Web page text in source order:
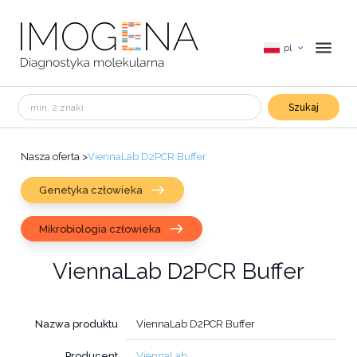
pl
Szukaj
Nasza oferta >ViennaLab D2PCR Buffer
Genetyka człowieka
Mikrobiologia człowieka
ViennaLab D2PCR Buffer
Nazwa produktu ViennaLab D2PCR Buffer